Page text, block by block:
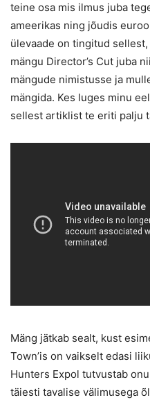
teine osa mis ilmus juba
ameerikas ning jõudis
ülevaade on tingitud
mängu Director’s Cut juba
mängude nimistusse ja
mängida. Kes luges minu
sellest artiklist te eriti palju
Mäng jätkab sealt, kust
Town’is on vaikselt edasi
Hunters Expol tutvustab
täiesti tavalise välimusega